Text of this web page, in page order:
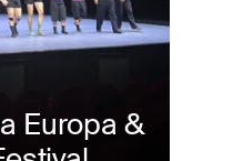
Europa &